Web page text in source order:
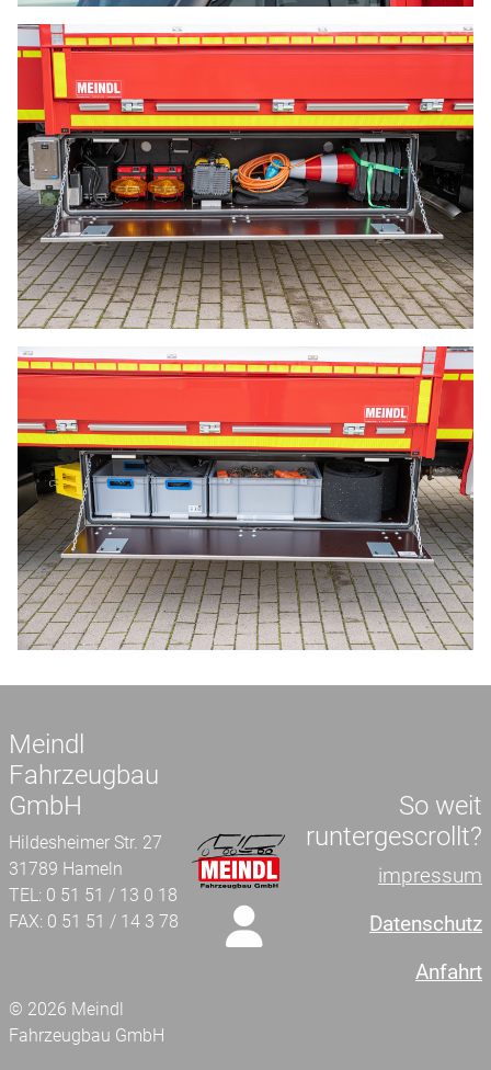
Meindl
Fahrzeugbau
GmbH
Hildesheimer Str. 27
31789 Hameln
TEL: 0 51 51 / 13 0 18
FAX: 0 51 51 / 14 3 78
© 2026 Meindl
Fahrzeugbau GmbH
So weit
runtergescrollt?
impressum
Datenschutz
Anfahrt